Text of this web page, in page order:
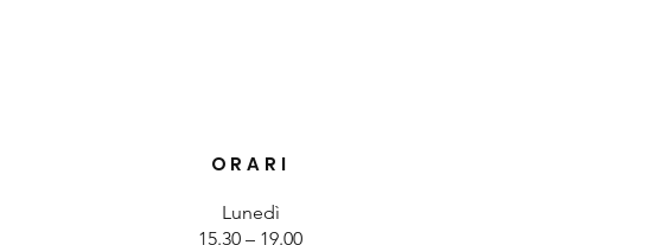
ORARI
Lunedì
15.30 – 19.00